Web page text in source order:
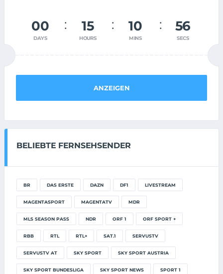
00
DAYS
15
HOURS
10
MINS
55
SECS
ANZEIGEN
BELIEBTE FERNSEHSENDER
BR DAS ERSTE DAZN DF1 LIVESTREAM
MAGENTASPORT MAGENTATV MDR
MLS SEASON PASS NDR ORF 1 ORF SPORT +
RBB RTL RTL+ SAT.1 SERVUSTV
SERVUSTV AT SKY SPORT SKY SPORT AUSTRIA
SKY SPORT BUNDESLIGA SKY SPORT NEWS SPORT 1